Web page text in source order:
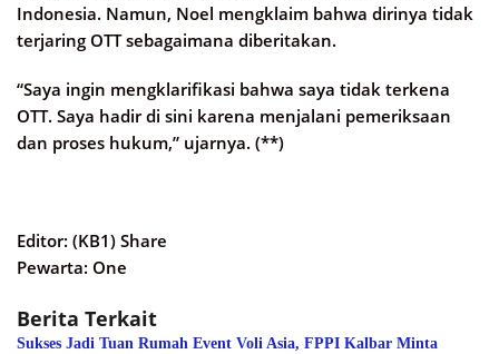
Indonesia. Namun, Noel mengklaim bahwa dirinya tidak
terjaring OTT sebagaimana diberitakan.
“Saya ingin mengklarifikasi bahwa saya tidak terkena
OTT. Saya hadir di sini karena menjalani pemeriksaan
dan proses hukum,” ujarnya. (**)
Editor: (KB1) Share
Pewarta: One
Berita Terkait
Sukses Jadi Tuan Rumah Event Voli Asia, FPPI Kalbar Minta